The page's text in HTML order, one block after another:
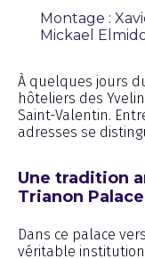
Montage :
Mickael
À quelques jours
hôteliers des
Saint-Valentin.
adresses se
Une tradition
Trianon
Dans ce palace
véritable